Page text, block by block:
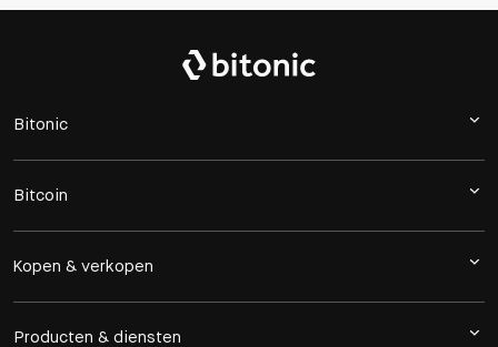
Bitonic
Bitcoin
Kopen & verkopen
Producten & diensten